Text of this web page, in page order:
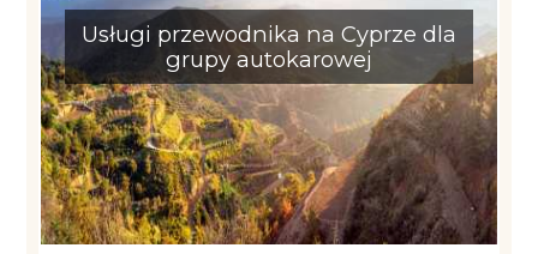
Usługi przewodnika na Cyprze dla
grupy autokarowej